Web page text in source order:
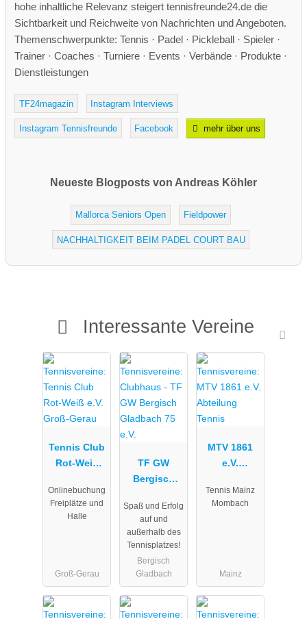
Interessante Vereine
Tennis Club
Rot-Weiß
Gerau
Onlinebuchung
Freiplätze und
Halle
Groß-Gerau
TF GW
Bergisch
e.V.
Spaß und Erfolg
auf und
außerhalb des
Tennisplatzes!
Bergisch
Gladbach
MTV 1861
e.V.
Tennis
Tennis Mainz
Mombach
Mainz
hohe inhaltliche Relevanz steigert tennisfreunde24.de die
Sichtbarkeit und Reichweite von Nachrichten und Angeboten.
Themenschwerpunkte: Tennis · Padel · Pickleball · Spieler ·
Trainer · Coaches · Turniere · Events · Verbände · Produkte ·
Dienstleistungen
TF24magazin Instagram Interviews
Instagram Tennisfreunde Facebook mehr über uns
Neueste Blogposts von Andreas Köhler
Mallorca Seniors Open Fieldpower
NACHHALTIGKEIT BEIM PADEL COURT BAU